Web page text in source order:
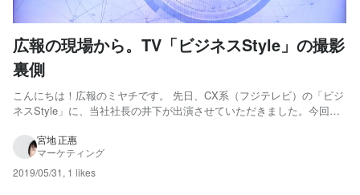
広報の現場から。TV「ビジネスStyle」の撮影
裏側
こんにちは！広報のミヤチです。 先日、CX系（フジテレビ）の「ビジ
ネスStyle」に、当社社長の井下が出演させていただきました。今回
どんな番組？ 主に企業のトップが、商品やサービスをはじめ、自身の
ビジネスに対するこだわり（ビジネススタイル）を多...
宮地 正惠
マーケティング
2019/05/31 , 1 likes